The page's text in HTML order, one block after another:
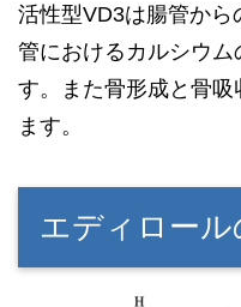
活性型VD3は腸管か
管におけるカルシウム
す。また骨形成と骨
ます。
エディロー